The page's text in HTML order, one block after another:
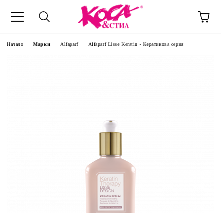
Начало Марки Alfaparf Alfaparf Lisse Keratin - Кератинова серия